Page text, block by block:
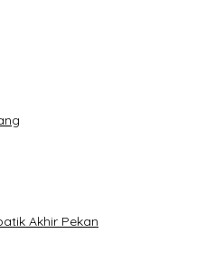
Akhir Pekan